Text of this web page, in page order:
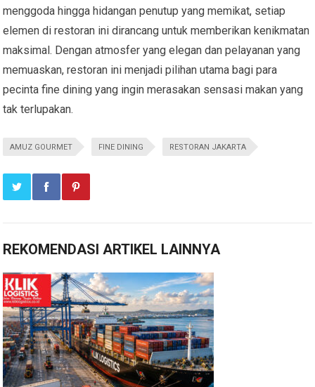
menggoda hingga hidangan penutup yang memikat, setiap
elemen di restoran ini dirancang untuk memberikan kenikmatan
maksimal. Dengan atmosfer yang elegan dan pelayanan yang
memuaskan, restoran ini menjadi pilihan utama bagi para
pecinta fine dining yang ingin merasakan sensasi makan yang
tak terlupakan.
AMUZ GOURMET FINE DINING RESTORAN JAKARTA
REKOMENDASI ARTIKEL LAINNYA